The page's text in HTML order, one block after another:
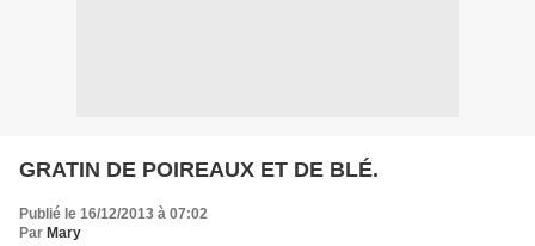
GRATIN DE POIREAUX ET DE BLÉ.
Publié le 16/12/2013 à 07:02
Par Mary